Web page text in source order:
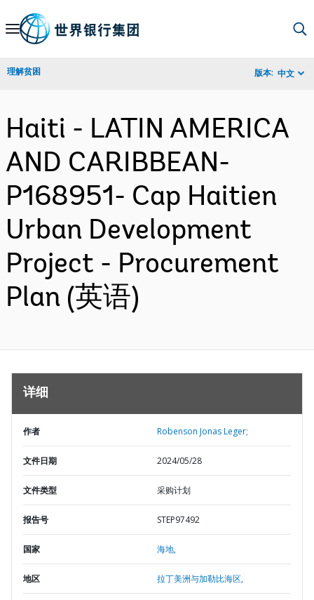
Skip
Navigation
理解贫困 版本: 中文
Haiti - LATIN AMERICA
AND CARIBBEAN-
P168951- Cap Haitien
Urban Development
Project - Procurement
Plan (英语)
详细
作者 Robenson Jonas Leger;
文件日期 2024/05/28
文件类型 采购计划
报告号 STEP97492
国家 海地,
地区 拉丁美洲与加勒比海区,